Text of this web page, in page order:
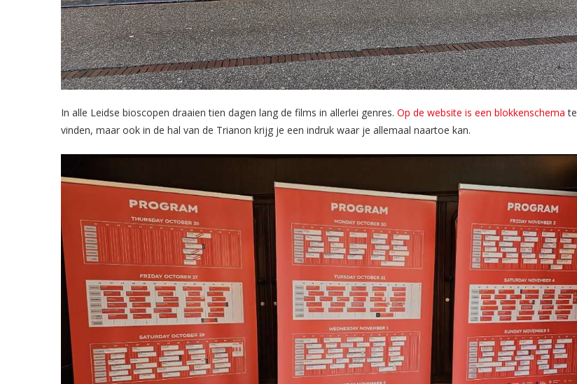
In alle Leidse bioscopen draaien tien dagen lang de films in allerlei genres. Op de website is een blokkenschema te
vinden, maar ook in de hal van de Trianon krijg je een indruk waar je allemaal naartoe kan.